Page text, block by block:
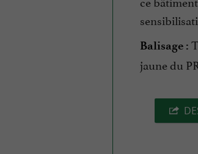
Balisage :
jaune du